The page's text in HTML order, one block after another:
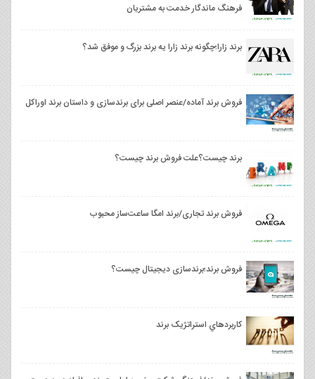
فرهنگ ماندگار خدمت به مشتریان
برند زارا؛چگونه برند زارا یه برند بزرگ و موفق شد؟
فروش برند آماده/عنصر اصلی برای برندسازی و داستان برند اوراکل
برند چیست؟علت فروش برند چیست؟
فروش برند تجاری/برند امگا ساعت‌ساز محبوب
فروش برند؛برندسازی دیجیتال چیست؟
کاربردهاي استراتژيک برند